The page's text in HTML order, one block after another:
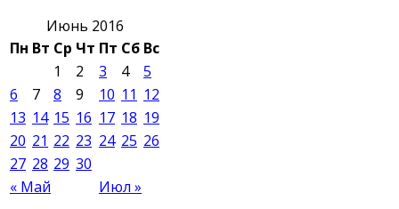
Июнь 2016
Пн Вт Ср Чт Пт Сб Вс
« Май Июл »
1 2 3 4
5
6
7 8 9 10 11 12
13 14 15 16 17 18 19
20 21 22 23 24 25 26
27 28 29 30